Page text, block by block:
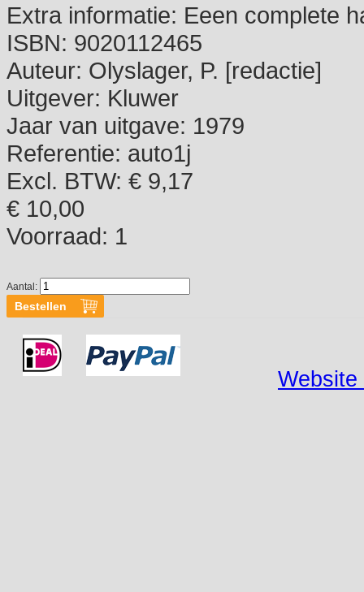
Extra informatie: Eeen complete
ISBN: 9020112465
Auteur: Olyslager, P. [redactie]
Uitgever: Kluwer
Jaar van uitgave: 1979
Referentie: auto1j
Excl. BTW: € 9,17
€ 10,00
Voorraad: 1
Aantal:
Website